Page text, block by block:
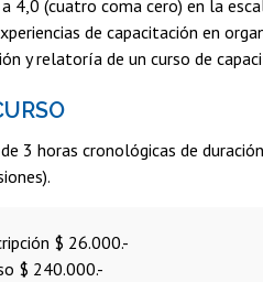
4,0 (cuatro coma cero) en la
de capacitación en
y relatoría de un curso de
3 horas cronológicas de
$ 26.000.-
$ 240.000.-